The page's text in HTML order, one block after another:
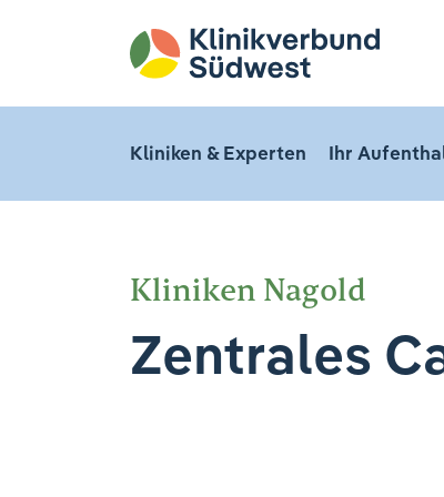
Kliniken & Experten Ihr
Kliniken Nagold
Zentrales